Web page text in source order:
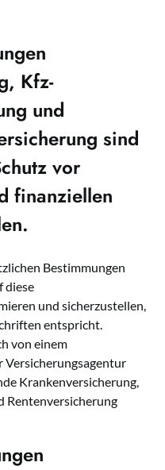
Kfz-
und
sind
vor
finanziellen
Bestimmungen
diese
und sicherzustellen,
entspricht.
von einem
Versicherungsagentur
Krankenversicherung,
Rentenversicherung